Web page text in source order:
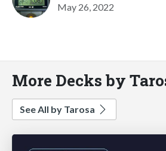
May 26, 2022
More Decks by
See All by Tarosa